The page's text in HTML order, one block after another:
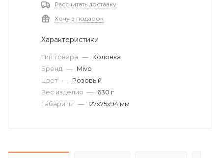
Рассчитать доставку
Хочу в подарок
Характеристики
Тип товара — Колонка
Бренд — Mivo
Цвет — Розовый
Вес изделия — 630 г
Габариты — 127х75х94 мм